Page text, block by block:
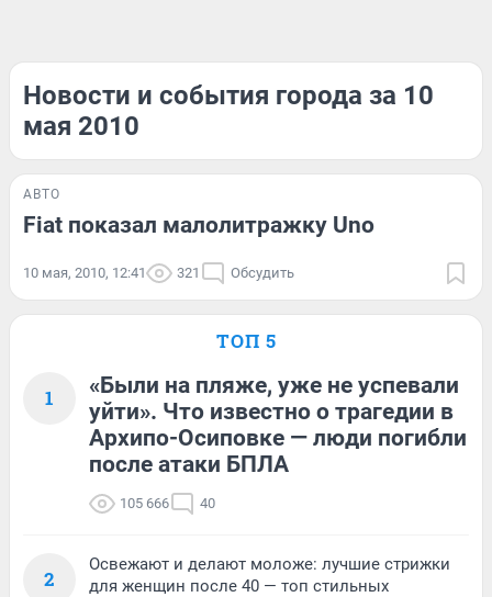
Новости и события города за 10
мая 2010
АВТО
Fiat показал малолитражку Uno
10 мая, 2010, 12:41 321 Обсудить
ТОП 5
1
«Были на пляже, уже не успевали
уйти». Что известно о трагедии в
Архипо-Осиповке — люди погибли
после атаки БПЛА
105 666 40
2
Освежают и делают моложе: лучшие стрижки
для женщин после 40 — топ стильных